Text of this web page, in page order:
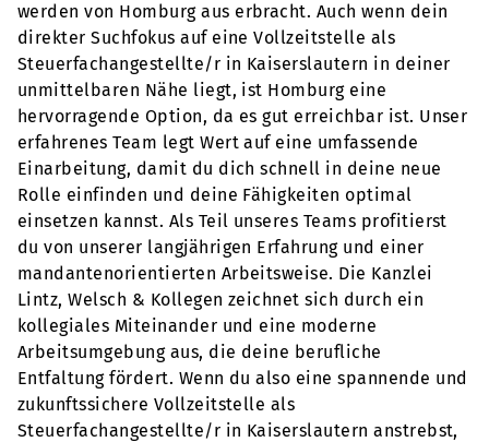
werden von Homburg aus erbracht. Auch wenn dein
direkter Suchfokus auf eine Vollzeitstelle als
Steuerfachangestellte/r in Kaiserslautern in deiner
unmittelbaren Nähe liegt, ist Homburg eine
hervorragende Option, da es gut erreichbar ist. Unser
erfahrenes Team legt Wert auf eine umfassende
Einarbeitung, damit du dich schnell in deine neue
Rolle einfinden und deine Fähigkeiten optimal
einsetzen kannst. Als Teil unseres Teams profitierst
du von unserer langjährigen Erfahrung und einer
mandantenorientierten Arbeitsweise. Die Kanzlei
Lintz, Welsch & Kollegen zeichnet sich durch ein
kollegiales Miteinander und eine moderne
Arbeitsumgebung aus, die deine berufliche
Entfaltung fördert. Wenn du also eine spannende und
zukunftssichere Vollzeitstelle als
Steuerfachangestellte/r in Kaiserslautern anstrebst,